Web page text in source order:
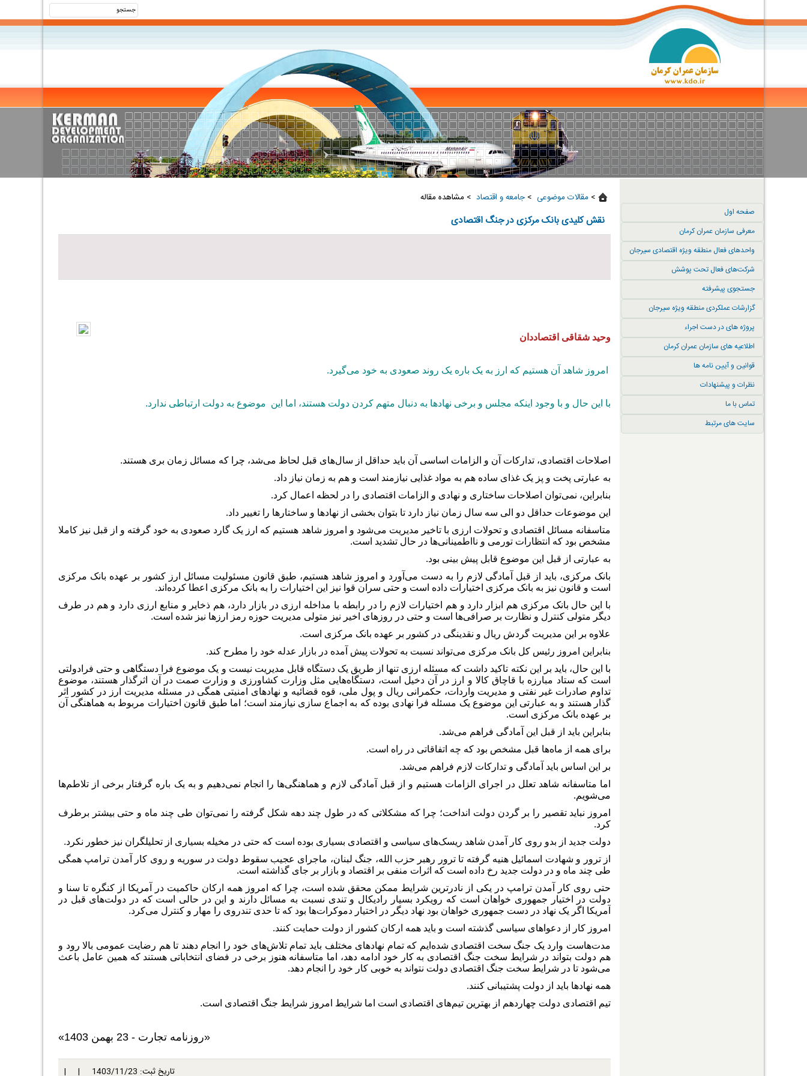
صفحه اول
معرفی سازمان عمران کرمان
واحدهای فعال منطقه ویژه اقتصادی سیرجان
شرکت‌های فعال تحت پوشش
جستجوی پیشرفته
گزارشات عملکردی منطقه ویژه سیرجان
پروژه های در دست اجراء
اطلاعیه های سازمان عمران کرمان
قوانین و آیین نامه ها
نظرات و پیشنهادات
تماس با ما
سایت های مرتبط
> مقالات موضوعی ‏ > جامعه و اقتصاد ‏ > مشاهده مقاله
نقش کلیدی بانک مرکزی در جنگ اقتصادی
وحید شقاقی اقتصاددان
امروز شاهد آن هستیم که ارز به یک باره یک روند صعودی به خود می‌گیرد.
با این حال و با وجود اینکه مجلس و برخی نهادها به دنبال متهم کردن دولت هستند، اما این موضوع به دولت ارتباطی ندارد.
اصلاحات اقتصادی، تدارکات آن و الزامات اساسی آن باید حداقل از سال‌های قبل لحاظ می‌شد، چرا که مسائل زمان بری هستند.
به عبارتی پخت و پز یک غذای ساده هم به مواد غذایی نیازمند است و هم به زمان نیاز داد.
بنابراین، نمی‌توان اصلاحات ساختاری و نهادی و الزامات اقتصادی را در لحظه اعمال کرد.
این موضوعات حداقل دو الی سه سال زمان نیاز دارد تا بتوان بخشی از نهادها و ساختارها را تغییر داد.
متاسفانه مسائل اقتصادی و تحولات ارزی با تاخیر مدیریت می‌شود و امروز شاهد هستیم که ارز یک گارد صعودی به خود گرفته و از قبل نیز کاملا
مشخص بود که انتظارات تورمی و نااطمینانی‌ها در حال تشدید است.
به عبارتی از قبل این موضوع قابل پیش بینی بود.
بانک مرکزی، باید از قبل آمادگی لازم را به دست می‌آورد و امروز شاهد هستیم، طبق قانون مسئولیت مسائل ارز کشور بر عهده بانک مرکزی
است و قانون نیز به بانک مرکزی اختیارات داده است و حتی سران قوا نیز این اختیارات را به بانک مرکزی اعطا کرده‌اند.
با این حال بانک مرکزی هم ابزار دارد و هم اختیارات لازم را در رابطه با مداخله ارزی در بازار دارد، هم ذخایر و منابع ارزی دارد و هم در طرف
دیگر متولی کنترل و نظارت بر صرافی‌ها است و حتی در روزهای اخیر نیز متولی مدیریت حوزه رمز ارزها نیز شده است.
علاوه بر این مدیریت گردش ریال و نقدینگی در کشور بر عهده بانک مرکزی است.
بنابراین امروز رئیس کل بانک مرکزی می‌تواند نسبت به تحولات پیش آمده در بازار عدله خود را مطرح کند.
با این حال، باید بر این نکته تاکید داشت که مسئله ارزی تنها از طریق یک دستگاه قابل مدیریت نیست و یک موضوع فرا دستگاهی و حتی فرادولتی
است که ستاد مبارزه با قاچاق کالا و ارز در آن دخیل است، دستگاه‌هایی مثل وزارت کشاورزی و وزارت صمت در آن اثرگذار هستند، موضوع
تداوم صادرات غیر نفتی و مدیریت واردات، حکمرانی ریال و پول ملی، قوه قضائیه و نهادهای امنیتی همگی در مسئله مدیریت ارز در کشور اثر
گذار هستند و به عبارتی این موضوع یک مسئله فرا نهادی بوده که به اجماع سازی نیازمند است؛ اما طبق قانون اختیارات مربوط به هماهنگی آن
بر عهده بانک مرکزی است.
بنابراین باید از قبل این آمادگی فراهم می‌شد.
برای همه از ماه‌ها قبل مشخص بود که چه اتفاقاتی در راه است.
بر این اساس باید آمادگی و تدارکات لازم فراهم می‌شد.
اما متاسفانه شاهد تعلل در اجرای الزامات هستیم و از قبل آمادگی لازم و هماهنگی‌ها را انجام نمی‌دهیم و به یک باره گرفتار برخی از تلاطم‌ها
می‌شویم.
امروز نباید تقصیر را بر گردن دولت انداخت؛ چرا که مشکلاتی که در طول چند دهه شکل گرفته را نمی‌توان طی چند ماه و حتی بیشتر برطرف
کرد.
دولت جدید از بدو روی کار آمدن شاهد ریسک‌های سیاسی و اقتصادی بسیاری بوده است که حتی در مخیله بسیاری از تحلیلگران نیز خطور نکرد.
از ترور و شهادت اسمائیل هنیه گرفته تا ترور رهبر حزب الله، جنگ لبنان، ماجرای عجیب سقوط دولت در سوریه و روی کار آمدن ترامپ همگی
طی چند ماه و در دولت جدید رخ داده است که اثرات منفی بر اقتصاد و بازار بر جای گذاشته است.
حتی روی کار آمدن ترامپ در یکی از نادرترین شرایط ممکن محقق شده است، چرا که امروز همه ارکان حاکمیت در آمریکا از کنگره تا سنا و
دولت در اختیار جمهوری خواهان است که رویکرد بسیار رادیکال و تندی نسبت به مسائل دارند و این در حالی است که در دولت‌های قبل در
آمریکا اگر یک نهاد در دست جمهوری خواهان بود نهاد دیگر در اختیار دموکرات‌ها بود که تا حدی تندروی را مهار و کنترل می‌کرد.
امروز کار از دعواهای سیاسی گذشته است و باید همه ارکان کشور از دولت حمایت کنند.
مدت‌هاست وارد یک جنگ سخت اقتصادی شده‌ایم که تمام نهادهای مختلف باید تمام تلاش‌های خود را انجام دهند تا هم رضایت عمومی بالا رود و
هم دولت بتواند در شرایط سخت جنگ اقتصادی به کار خود ادامه دهد، اما متاسفانه هنوز برخی در فضای انتخاباتی هستند که همین عامل باعث
می‌شود تا در شرایط سخت جنگ اقتصادی دولت نتواند به خوبی کار خود را انجام دهد.
همه نهادها باید از دولت پشتیبانی کنند.
تیم اقتصادی دولت چهاردهم از بهترین تیم‌های اقتصادی است اما شرایط امروز شرایط جنگ اقتصادی است.
«روزنامه تجارت - 23 بهمن 1403»
تاریخ ثبت: | |